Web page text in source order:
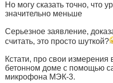
Но могу сказать точно, что
значительно меньше
Серьезное заявление,
считать, это просто шуткой?
Кстати, про свои
бетонном доме с помощью
микрофона МЭК-3.